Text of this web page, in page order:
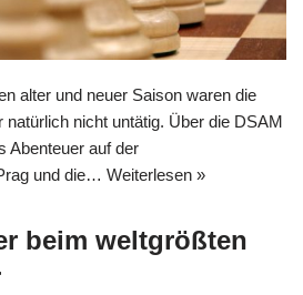
alter und neuer Saison waren die
nicht untätig. Über die DSAM
Abenteuer auf der
und die… Weiterlesen »
beim weltgrößten